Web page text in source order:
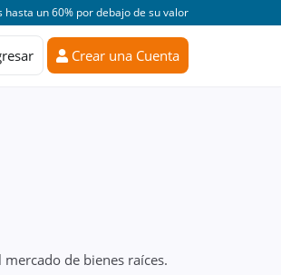
hasta un 60% por debajo de su valor
Crear una Cuenta
de bienes raíces.